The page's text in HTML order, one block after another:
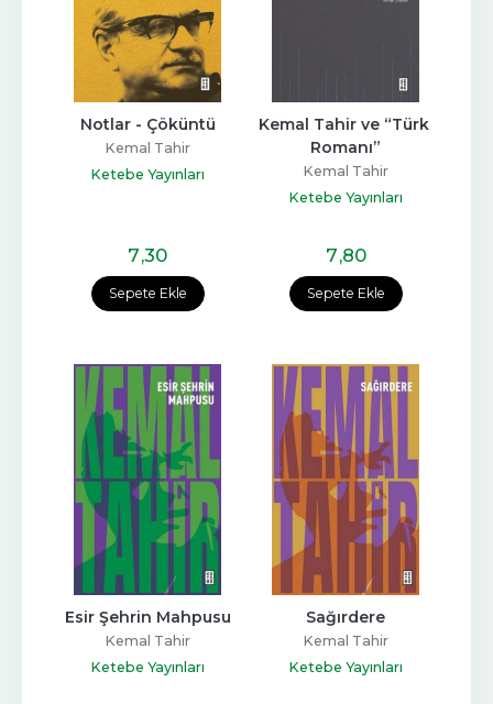
Sepete Ekle
Notlar - Çöküntü
Kemal Tahir
Ketebe Yayınları
7,30
Sepete Ekle
Kemal Tahir ve “Türk
Romanı”
Kemal Tahir
Ketebe Yayınları
7,80
Esir Şehrin Mahpusu
Kemal Tahir
Ketebe Yayınları
Sağırdere
Kemal Tahir
Ketebe Yayınları